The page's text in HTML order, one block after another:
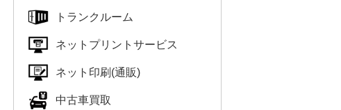
トランクルーム
ネットプリントサービス
ネット印刷(通販)
中古車買取